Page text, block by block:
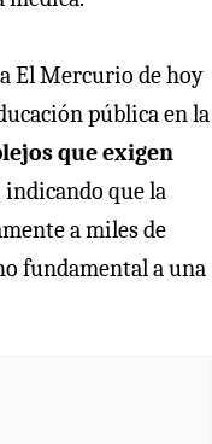
El Mercurio de hoy
pública en la
que exigen
indicando que la
a miles de
fundamental a una